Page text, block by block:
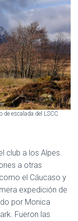
de escalada del LSCC.
club a los Alpes.
a otras
el Cáucaso y
expedición de
por Monica
Fueron las